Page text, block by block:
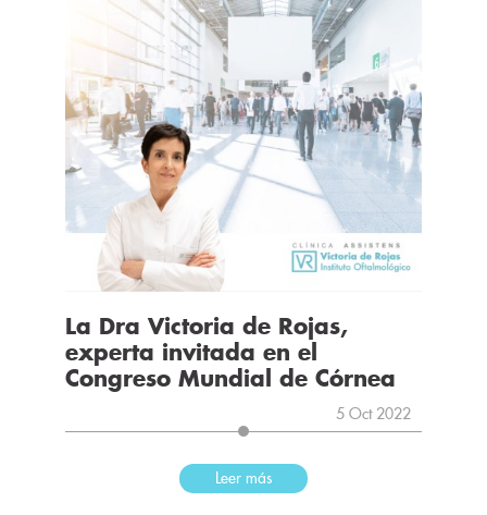
La Dra Victoria de Rojas,
experta invitada en el
Congreso Mundial de Córnea
5 Oct 2022
Leer más